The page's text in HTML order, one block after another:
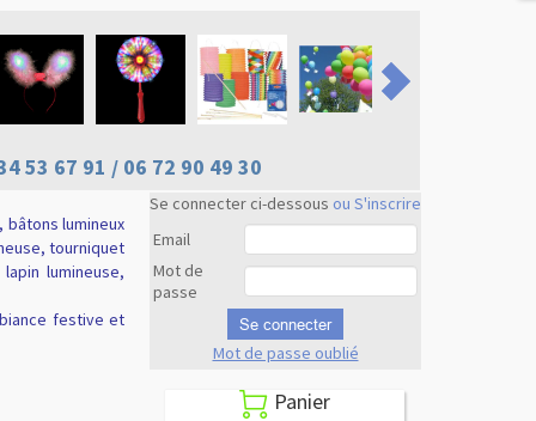
53 67 91 / 06 72 90 49 30
Se connecter ci-dessous ou S'inscrire
Email
Mot de
passe
Se connecter
Mot de passe oublié
lumineux
tourniquet
lumineuse,
festive et
 Panier